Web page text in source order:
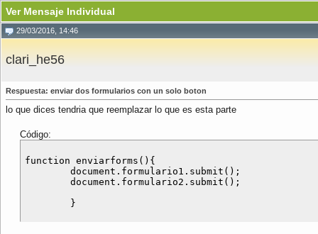
Ver Mensaje Individual
29/03/2016, 14:46
clari_he56
Respuesta: enviar dos formularios con un solo boton
lo que dices tendria que reemplazar lo que es esta parte
Código:
function enviarforms(){
        document.formulario1.submit();
        document.formulario2.submit();